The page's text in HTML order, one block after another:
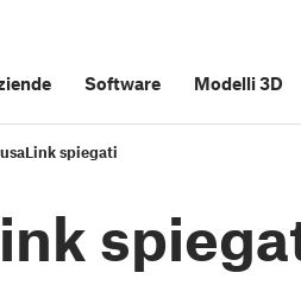
Software Modelli 3D
spiegati